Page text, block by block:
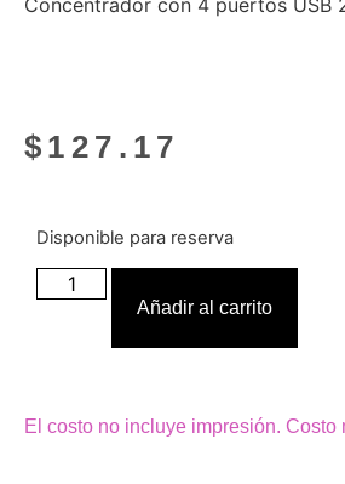
Concentrador con 4 puertos USB
$ 127.17
Disponible para reserva
Añadir al carrito
El costo no incluye impresión. Costo